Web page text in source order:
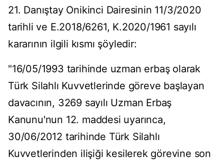
21. Danıştay Onikinci Dairesinin 11/3/2020
tarihli ve E.2018/6261, K.2020/1961 sayılı
kararının ilgili kısmı şöyledir:
"16/05/1993 tarihinde uzman erbaş olarak
Türk Silahlı Kuvvetlerinde göreve başlayan
davacının, 3269 sayılı Uzman Erbaş
Kanunu'nun 12. maddesi uyarınca,
30/06/2012 tarihinde Türk Silahlı
Kuvvetlerinden ilişiği kesilerek görevine son